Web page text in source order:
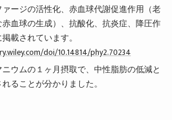
ージの活性化、赤血球代謝促進作用（老
血球の生成）、抗酸化、抗炎症、降圧作
載されています。
doi/10.14814/phy2.70234
ウムの１ヶ月摂取で、中性脂肪の低減と
ることが分かりました。